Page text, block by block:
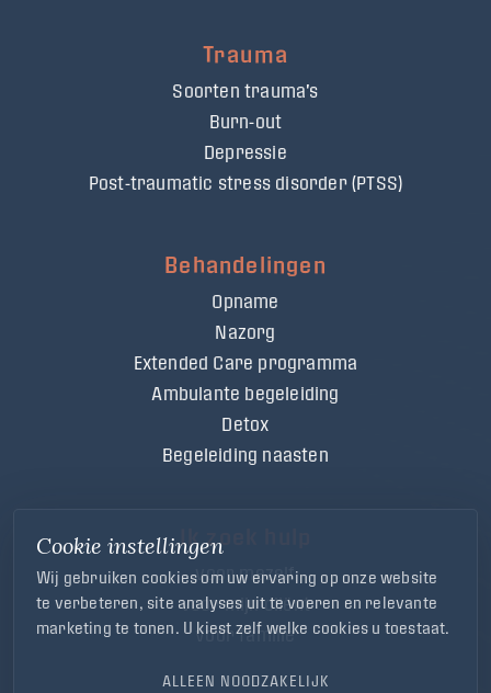
Cookie instellingen
Wij gebruiken cookies om uw ervaring op onze website
te verbeteren, site analyses uit te voeren en relevante
marketing te tonen. U kiest zelf welke cookies u toestaat.
ALLEEN NOODZAKELIJK
Trauma
Soorten trauma's
Burn-out
Depressie
Post-traumatic stress disorder (PTSS)
Behandelingen
Opname
Nazorg
Extended Care programma
Ambulante begeleiding
Detox
Begeleiding naasten
voor mezelf
voor mijn cliënt
voor familie